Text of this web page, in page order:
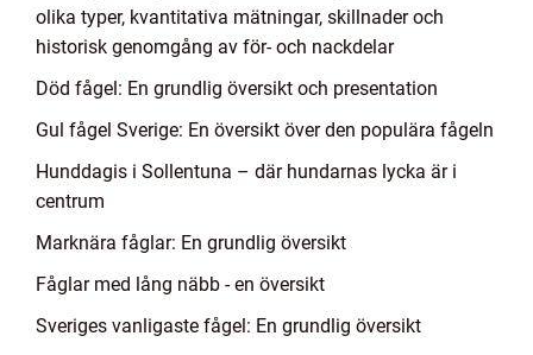
olika typer, kvantitativa mätningar, skillnader och
historisk genomgång av för- och nackdelar
Död fågel: En grundlig översikt och presentation
Gul fågel Sverige: En översikt över den populära fågeln
Hunddagis i Sollentuna – där hundarnas lycka är i
centrum
Marknära fåglar: En grundlig översikt
Fåglar med lång näbb - en översikt
Sveriges vanligaste fågel: En grundlig översikt